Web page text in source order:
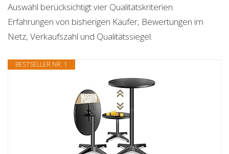
Auswahl berücksichtigt vier Qualitätskriterien.
Erfahrungen von bisherigen Käufer, Bewertungen im
Netz, Verkaufszahl und Qualitätssiegel.
BESTSELLER NR. 1